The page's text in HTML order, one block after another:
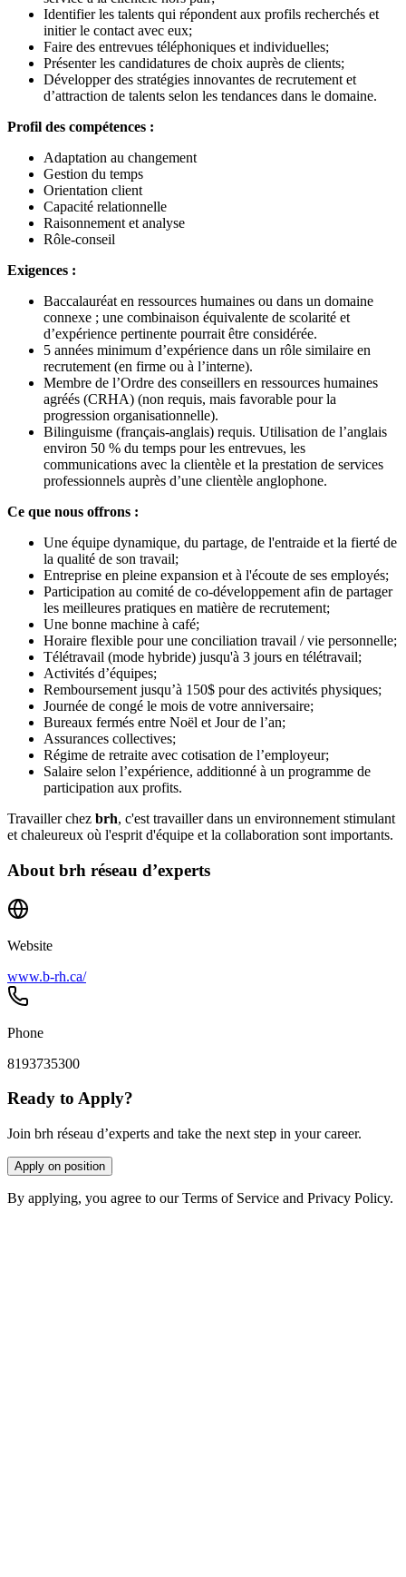
Identifier les talents qui répondent aux profils recherchés et
initier le contact avec eux;
Faire des entrevues téléphoniques et individuelles;
Présenter les candidatures de choix auprès de clients;
Développer des stratégies innovantes de recrutement et
d’attraction de talents selon les tendances dans le domaine.
Profil des compétences :
Adaptation au changement
Gestion du temps
Orientation client
Capacité relationnelle
Raisonnement et analyse
Rôle-conseil
Exigences :
Baccalauréat en ressources humaines ou dans un domaine
connexe ; une combinaison équivalente de scolarité et
d’expérience pertinente pourrait être considérée.
5 années minimum d’expérience dans un rôle similaire en
recrutement (en firme ou à l’interne).
Membre de l’Ordre des conseillers en ressources humaines
agréés (CRHA) (non requis, mais favorable pour la
progression organisationnelle).
Bilinguisme (français-anglais) requis. Utilisation de l’anglais
environ 50 % du temps pour les entrevues, les
communications avec la clientèle et la prestation de services
professionnels auprès d’une clientèle anglophone.
Ce que nous offrons :
Une équipe dynamique, du partage, de l'entraide et la fierté de
la qualité de son travail;
Entreprise en pleine expansion et à l'écoute de ses employés;
Participation au comité de co-développement afin de partager
les meilleures pratiques en matière de recrutement;
Une bonne machine à café;
Horaire flexible pour une conciliation travail / vie personnelle;
Télétravail (mode hybride) jusqu'à 3 jours en télétravail;
Activités d’équipes;
Remboursement jusqu’à 150$ pour des activités physiques;
Journée de congé le mois de votre anniversaire;
Bureaux fermés entre Noël et Jour de l’an;
Assurances collectives;
Régime de retraite avec cotisation de l’employeur;
Salaire selon l’expérience, additionné à un programme de
participation aux profits.
Travailler chez brh, c'est travailler dans un environnement stimulant
et chaleureux où l'esprit d'équipe et la collaboration sont importants.
About brh réseau d’experts
Website
www.b-rh.ca/
Phone
8193735300
Ready to Apply?
Join brh réseau d’experts and take the next step in your career.
Apply on position
By applying, you agree to our Terms of Service and Privacy Policy.